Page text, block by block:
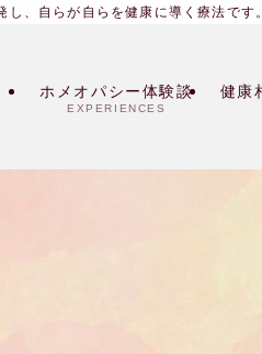
、自らが自らを健康に導く療法です。
ホメオパシー体験談
EXPERIENCES
健康